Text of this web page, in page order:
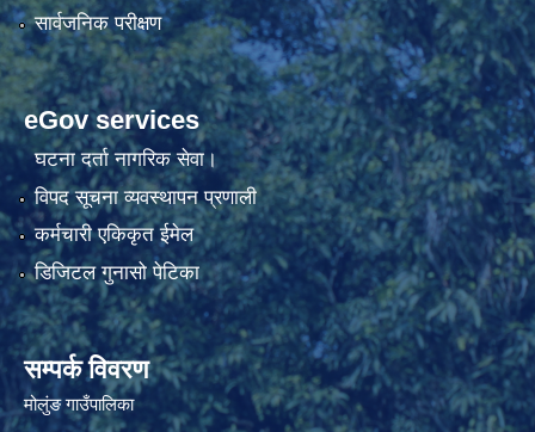
सार्वजनिक परीक्षण
eGov services
घटना दर्ता नागरिक सेवा।
विपद सूचना व्यवस्थापन प्रणाली
कर्मचारी एकिकृत ईमेल
डिजिटल गुनासो पेटिका
सम्पर्क विवरण
मोलुंङ गाउँपालिका